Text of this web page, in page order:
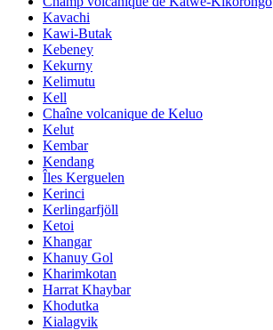
Kavachi
Kawi-Butak
Kebeney
Kekurny
Kelimutu
Kell
Chaîne volcanique de Keluo
Kelut
Kembar
Kendang
Îles Kerguelen
Kerinci
Kerlingarfjöll
Ketoi
Khangar
Khanuy Gol
Kharimkotan
Harrat Khaybar
Khodutka
Kialagvik